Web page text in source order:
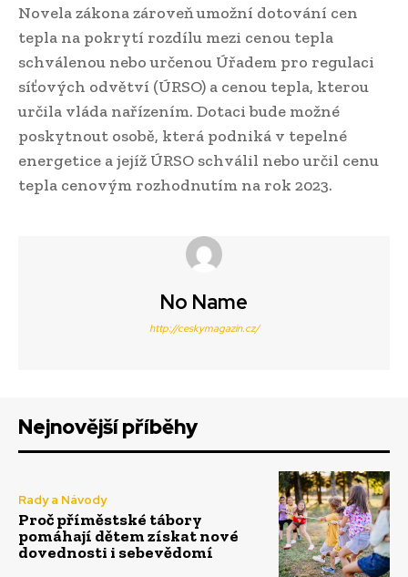
Novela zákona zároveň umožní dotování cen
tepla na pokrytí rozdílu mezi cenou tepla
schválenou nebo určenou Úřadem pro regulaci
síťových odvětví (ÚRSO) a cenou tepla, kterou
určila vláda nařízením. Dotaci bude možné
poskytnout osobě, která podniká v tepelné
energetice a jejíž ÚRSO schválil nebo určil cenu
tepla cenovým rozhodnutím na rok 2023.
No Name
http://ceskymagazin.cz/
Nejnovější příběhy
Rady a Návody
Proč příměstské tábory
pomáhají dětem získat nové
dovednosti i sebevědomí